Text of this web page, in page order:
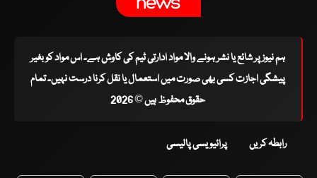
ہم نیوز پر شائع یا نشر ہونے والا مواد ادارتی ٹیم کی کاوش ہے۔ اس مواد کو بغیر
پیشگی اجازت کسی بھی صورت میں استعمال یا نقل کرنا درست نہیں۔ تمام
حقوق محفوظ ہیں © 2026
رابطہ کریں پرائیویسی پالیسی